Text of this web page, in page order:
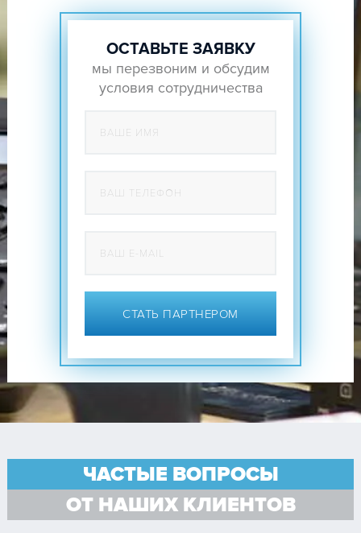
ОСТАВЬТЕ ЗАЯВКУ
мы перезвоним и обсудим
условия сотрудничества
СТАТЬ ПАРТНЕРОМ
ЧАСТЫЕ ВОПРОСЫ
ОТ НАШИХ КЛИЕНТОВ